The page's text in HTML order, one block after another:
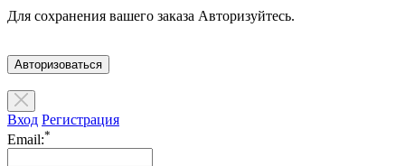
Для сохранения вашего заказа Авторизуйтесь.
Авторизоваться
Вход Регистрация
Email:*